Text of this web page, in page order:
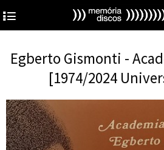
4
Egberto Gismonti -
[1974/2024